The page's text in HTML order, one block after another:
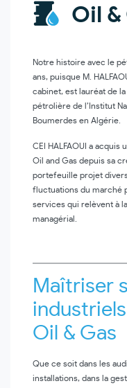
Oil &
Notre histoire avec le
ans, puisque M.
cabinet, est lauréat de
pétrolière de l’Institut
Boumerdes en Algérie.
CEI HALFAOUI a
Oil and Gas depuis sa
portefeuille projet
fluctuations du marché
services qui relèvent à
managérial.
Maîtriser
Oil & Gas
Que ce soit dans les
installations, dans la